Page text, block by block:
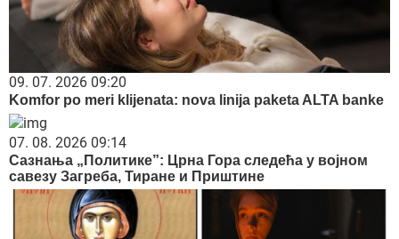
09. 07. 2026 09:20
Komfor po meri klijenata: nova linija paketa ALTA banke
07. 08. 2026 09:14
Сазнања „Политике”: Црна Гора следећа у војном
савезу Загреба, Тиране и Приштине